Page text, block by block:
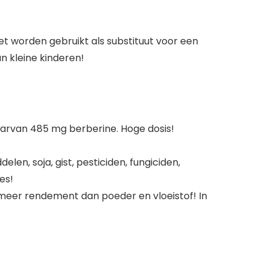
worden gebruikt als substituut voor een
kleine kinderen!
485 mg berberine. Hoge dosis!
soja, gist, pesticiden, fungiciden,
rendement dan poeder en vloeistof! In